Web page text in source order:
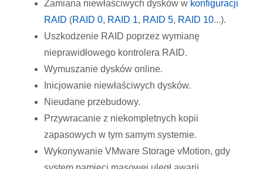
Zamiana niewłaściwych dysków w konfiguracji
RAID (RAID 0, RAID 1, RAID 5, RAID 10...).
Uszkodzenie RAID poprzez wymianę
nieprawidłowego kontrolera RAID.
Wymuszanie dysków online.
Inicjowanie niewłaściwych dysków.
Nieudane przebudowy.
Przywracanie z niekompletnych kopii
zapasowych w tym samym systemie.
Wykonywanie VMware Storage vMotion, gdy